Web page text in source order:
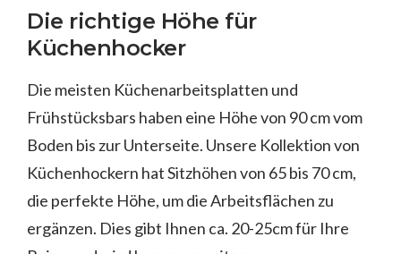
Die richtige Höhe für
Küchenhocker
Die meisten Küchenarbeitsplatten und
Frühstücksbars haben eine Höhe von 90 cm vom
Boden bis zur Unterseite. Unsere Kollektion von
Küchenhockern hat Sitzhöhen von 65 bis 70 cm,
die perfekte Höhe, um die Arbeitsflächen zu
ergänzen. Dies gibt Ihnen ca. 20-25cm für Ihre